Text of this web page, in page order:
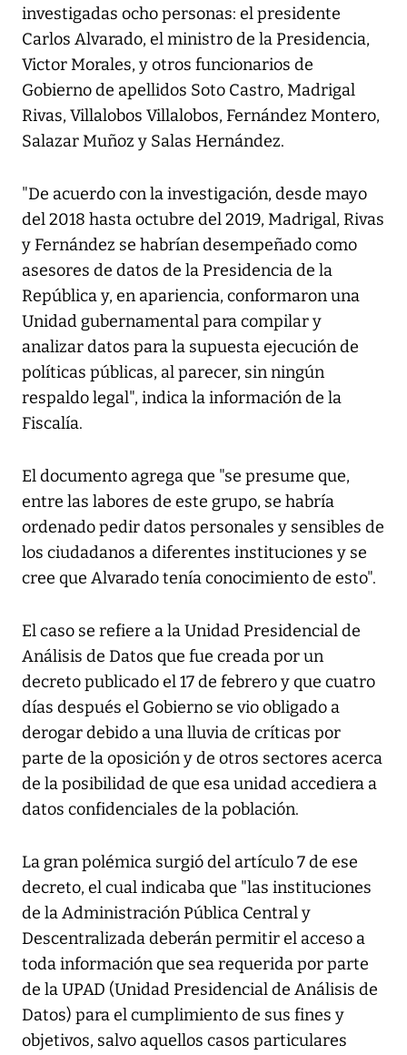
investigadas ocho personas: el presidente
Carlos Alvarado, el ministro de la Presidencia,
Victor Morales, y otros funcionarios de
Gobierno de apellidos Soto Castro, Madrigal
Rivas, Villalobos Villalobos, Fernández Montero,
Salazar Muñoz y Salas Hernández.
"De acuerdo con la investigación, desde mayo
del 2018 hasta octubre del 2019, Madrigal, Rivas
y Fernández se habrían desempeñado como
asesores de datos de la Presidencia de la
República y, en apariencia, conformaron una
Unidad gubernamental para compilar y
analizar datos para la supuesta ejecución de
políticas públicas, al parecer, sin ningún
respaldo legal", indica la información de la
Fiscalía.
El documento agrega que "se presume que,
entre las labores de este grupo, se habría
ordenado pedir datos personales y sensibles de
los ciudadanos a diferentes instituciones y se
cree que Alvarado tenía conocimiento de esto".
El caso se refiere a la Unidad Presidencial de
Análisis de Datos que fue creada por un
decreto publicado el 17 de febrero y que cuatro
días después el Gobierno se vio obligado a
derogar debido a una lluvia de críticas por
parte de la oposición y de otros sectores acerca
de la posibilidad de que esa unidad accediera a
datos confidenciales de la población.
La gran polémica surgió del artículo 7 de ese
decreto, el cual indicaba que "las instituciones
de la Administración Pública Central y
Descentralizada deberán permitir el acceso a
toda información que sea requerida por parte
de la UPAD (Unidad Presidencial de Análisis de
Datos) para el cumplimiento de sus fines y
objetivos, salvo aquellos casos particulares